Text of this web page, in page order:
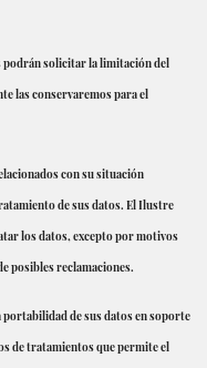
​​podrán solicitar la limitación del
las conservaremos para el
con su situación
de sus datos. El Ilustre
los datos, excepto por motivos
posibles reclamaciones.
de sus datos en soporte
de tratamientos que permite el